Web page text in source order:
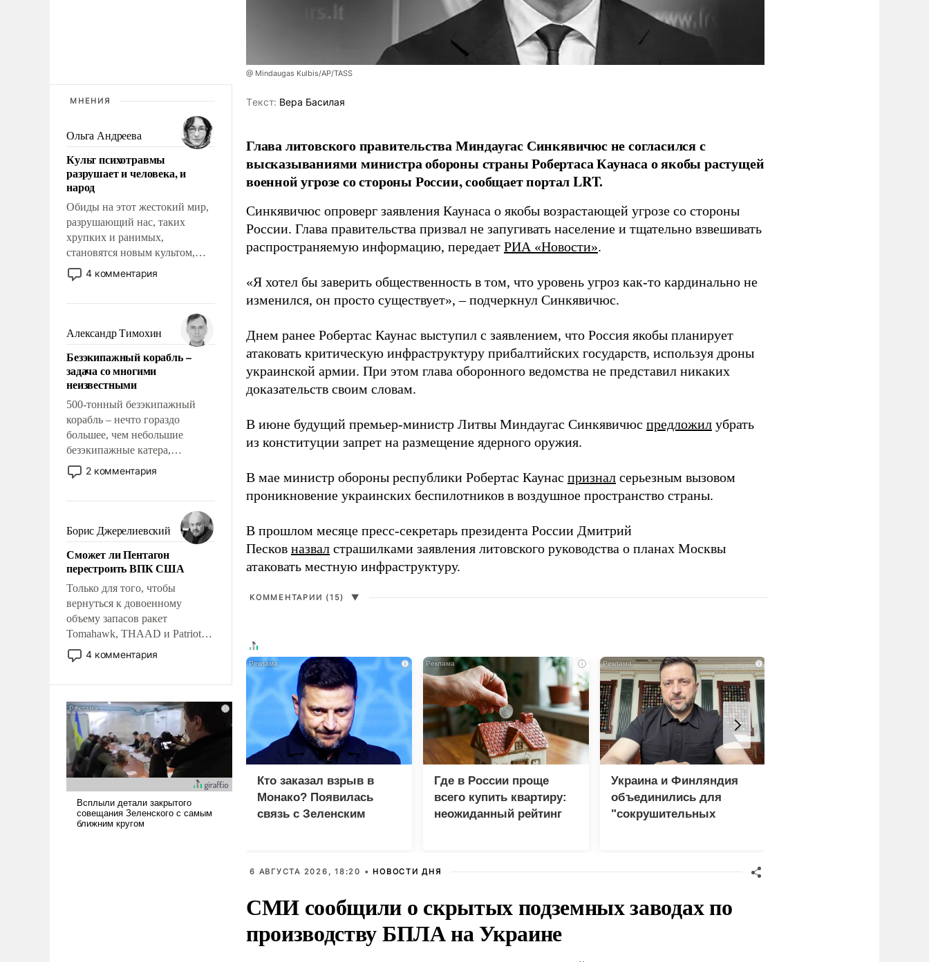
МНЕНИЯ
Ольга Андреева
Культ психотравмы
разрушает и человека, и
народ
Обиды на этот жестокий мир,
разрушающий нас, таких
хрупких и ранимых,
становятся новым культом,
постепенно вытесняя и
отменяя традиционное
мужественным и твердым под
ударами судьбы, брать на себя
ответственность, помогать
слабым, идти вперед и
адаптироваться.
4 комментария
Александр Тимохин
Безэкипажный корабль –
задача со многими
неизвестными
500-тонный безэкипажный
корабль – нечто гораздо
большее, чем небольшие
безэкипажные катера,
применение которых уже
стало обыденностью. Задача по
сложна и амбициозна. Однако
и ее реализация радикально
поднимет наши боевые
возможности.
2 комментария
Борис Джерелиевский
Сможет ли Пентагон
перестроить ВПК США
Только для того, чтобы
вернуться к довоенному
объему запасов ракет
Tomahawk, THAAD и Patriot
США потребуется более трех
лет. Даже небольшая война с
Сложившаяся ситуация
означает многолетний период
уязвимости США, например,
перед Китаем.
4 комментария
@ Mindaugas Kulbis/AP/TASS
Tекст: Вера Басилая
Глава литовского правительства Миндаугас Синкявичюс не согласился с
высказываниями министра обороны страны Робертаса Каунаса о якобы растущей
военной угрозе со стороны России, сообщает портал LRT.
Синкявичюс опроверг заявления Каунаса о якобы возрастающей угрозе со стороны
России. Глава правительства призвал не запугивать население и тщательно взвешивать
распространяемую информацию, передает РИА «Новости».
«Я хотел бы заверить общественность в том, что уровень угроз как-то кардинально не
изменился, он просто существует», – подчеркнул Синкявичюс.
Днем ранее Робертас Каунас выступил с заявлением, что Россия якобы планирует
атаковать критическую инфраструктуру прибалтийских государств, используя дроны
украинской армии. При этом глава оборонного ведомства не представил никаких
доказательств своим словам.
В июне будущий премьер-министр Литвы Миндаугас Синкявичюс предложил убрать
из конституции запрет на размещение ядерного оружия.
В мае министр обороны республики Робертас Каунас признал серьезным вызовом
проникновение украинских беспилотников в воздушное пространство страны.
В прошлом месяце пресс-секретарь президента России Дмитрий
Песков назвал страшилками заявления литовского руководства о планах Москвы
атаковать местную инфраструктуру.
КОММЕНТАРИИ (15) ▼
i
Кто заказал взрыв в
Монако? Появилась
связь с Зеленским
i
Где в России проще
всего купить квартиру:
неожиданный рейтинг
i
Украина и Финляндия
объединились для
"сокрушительных
6 АВГУСТА 2026, 18:20 • НОВОСТИ ДНЯ
СМИ сообщили о скрытых подземных заводах по
производству БПЛА на Украине